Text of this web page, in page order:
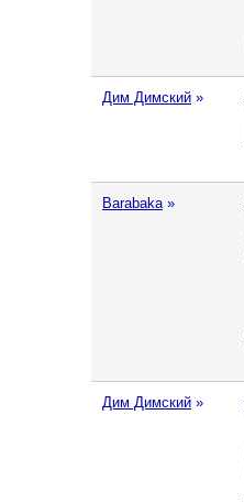
Дим Димский »
Barabaka »
Дим Димский »